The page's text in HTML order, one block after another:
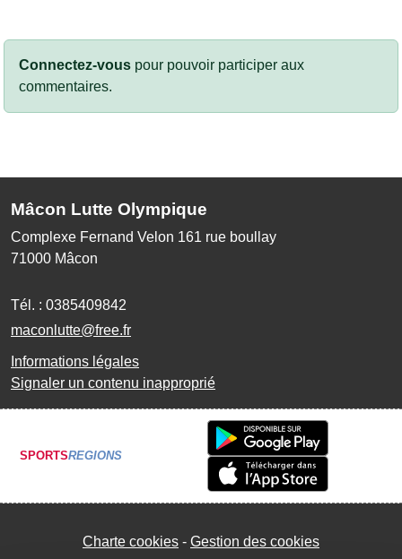
Connectez-vous pour pouvoir participer aux
commentaires.
Mâcon Lutte Olympique
Complexe Fernand Velon 161 rue boullay
71000 Mâcon
Tél. : 0385409842
maconlutte@free.fr
Informations légales
Signaler un contenu inapproprié
SPORTSREGIONS
Charte cookies Gestion des cookies